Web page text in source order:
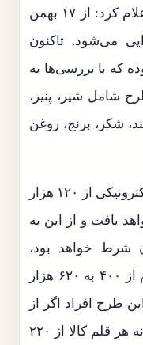
عسگریان اعلام کرد: از ۱۷ بهمن
می‌شود. تاکنون
هزار تومان بوده که با بررسی‌ها به
شامل شیر، پنیر،
شکر، برنج، روغن
به گفته وی، طرح تشویقی کالابرگ الکترونیکی از ۱۲۰ هزار
خواهد یافت و از این به
شرط خواهد بود،
به‌عنوان مثال یارانه دهک اول تا سوم از ۴۰۰ به ۶۲۰ هزار
طرح افراد اگر از
۱۱ قلم کالایی خریدی انجام دهند یارانه هر قلم کالا از ۲۲۰